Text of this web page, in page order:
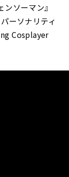
ソーマン』
ーソナリティ
Cosplayer